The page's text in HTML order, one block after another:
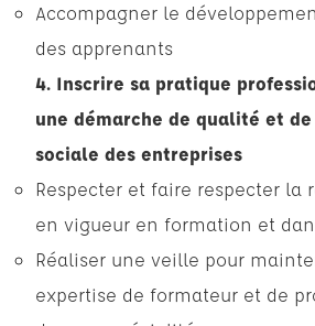
Accompagner le
des apprenants
4. Inscrire sa pratique
une démarche de qualité et
sociale des entreprises
Respecter et faire respecter la
en vigueur en formation et
Réaliser une veille pour
expertise de formateur et de